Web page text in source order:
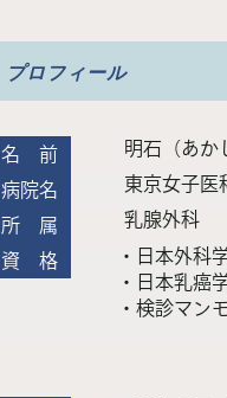
プロフィール
名 前 明石（あか
病院名 東京女子医
所 属 乳腺外科
資 格
・日本外科
・日本乳癌
・検診マン